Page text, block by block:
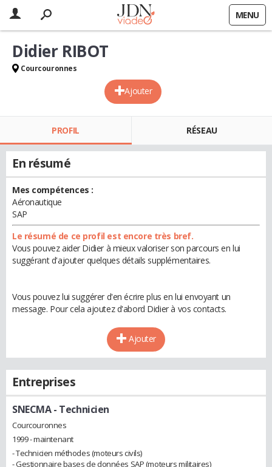
MENU
Ajouter
Didier RIBOT
Courcouronnes
PROFIL RÉSEAU
En résumé
Mes compétences :
Aéronautique
SAP
Le résumé de ce profil est encore très bref.
Vous pouvez aider Didier à mieux valoriser son parcours en lui
suggérant d'ajouter quelques détails supplémentaires.
Vous pouvez lui suggérer d'en écrire plus en lui envoyant un
message. Pour cela ajoutez d'abord Didier à vos contacts.
Ajouter
Entreprises
SNECMA- Technicien
Courcouronnes
1999 - maintenant
- Technicien méthodes (moteurs civils)
- Gestionnaire bases de données SAP (moteurs militaires)